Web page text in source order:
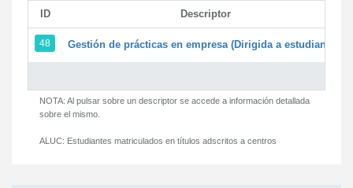
ID Descriptor
48 Gestión de prácticas en empresa (Dirigida a estudiantes)
NOTA: Al pulsar sobre un descriptor se accede a información detallada
sobre el mismo.
ALUC: Estudiantes matriculados en títulos adscritos a centros